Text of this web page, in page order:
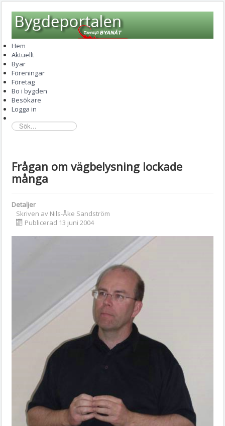
Hem
Aktuellt
Byar
Föreningar
Företag
Bo i bygden
Besökare
Logga in
sök...
Frågan om vägbelysning lockade
många
Detaljer
Skriven av Nils-Åke Sandström
Publicerad 13 juni 2004